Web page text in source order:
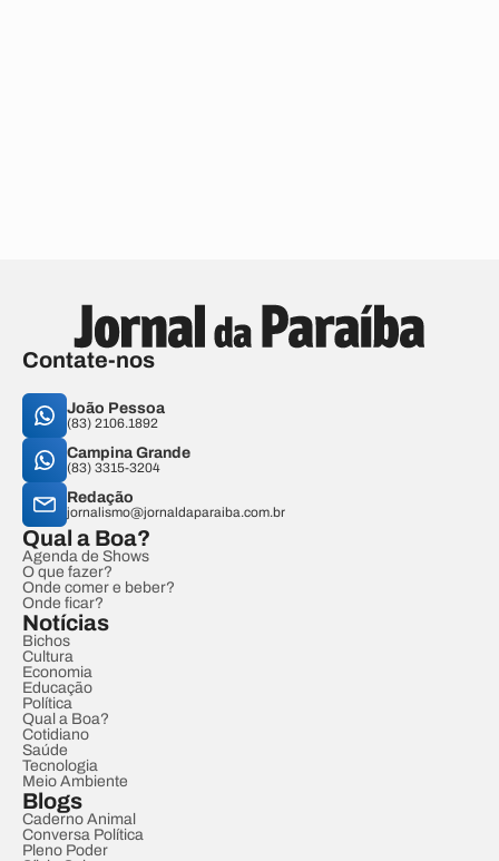
Contate-nos
João Pessoa
(83) 2106.1892
Campina Grande
(83) 3315-3204
Redação
jornalismo@jornaldaparaiba.com.br
Qual a Boa?
Agenda de Shows
O que fazer?
Onde comer e beber?
Onde ficar?
Notícias
Bichos
Cultura
Economia
Educação
Política
Qual a Boa?
Cotidiano
Saúde
Tecnologia
Meio Ambiente
Blogs
Caderno Animal
Conversa Política
Pleno Poder